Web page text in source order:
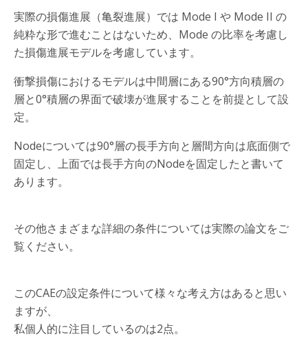
実際の損傷進展（亀裂進展）では Mode I や Mode II の
純粋な形で進むことはないため、Mode の比率を考慮し
た損傷進展モデルを考慮しています。
衝撃損傷におけるモデルは中間層にある90°方向積層の
層と0°積層の界面で破壊が進展することを前提として設
定。
Nodeについては90°層の長手方向と層間方向は底面側で
固定し、上面では長手方向のNodeを固定したと書いて
あります。
その他さまざまな詳細の条件については実際の論文をご
覧ください。
このCAEの設定条件について様々な考え方はあると思い
ますが、
私個人的に注目しているのは2点。